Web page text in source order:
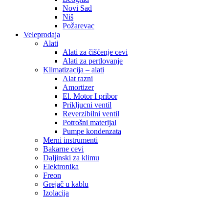
Novi Sad
Niš
Požarevac
Veleprodaja
Alati
Alati za čišćenje cevi
Alati za pertlovanje
Klimatizacija – alati
Alat razni
Amortizer
El. Motor I pribor
Prikljucni ventil
Reverzibilni ventil
Potrošni materijal
Pumpe kondenzata
Merni instrumenti
Bakarne cevi
Daljinski za klimu
Elektronika
Freon
Grejač u kablu
Izolacija